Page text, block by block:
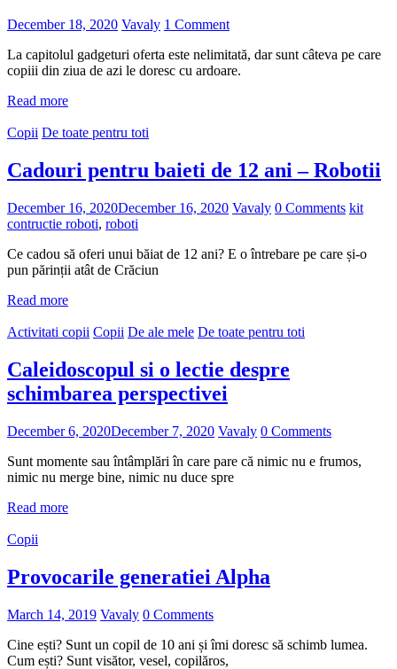
December 18, 2020 Vavaly 1 Comment
La capitolul gadgeturi oferta este nelimitată, dar sunt câteva pe care
copiii din ziua de azi le doresc cu ardoare.
Read more
Copii De toate pentru toti
Cadouri pentru baieti de 12 ani – Robotii
December 16, 2020December 16, 2020 Vavaly 0 Comments kit
contructie roboti, roboti
Ce cadou să oferi unui băiat de 12 ani? E o întrebare pe care și-o
pun părinții atât de Crăciun
Read more
Activitati copii Copii De ale mele De toate pentru toti
Caleidoscopul si o lectie despre
schimbarea perspectivei
December 6, 2020December 7, 2020 Vavaly 0 Comments
Sunt momente sau întâmplări în care pare că nimic nu e frumos,
nimic nu merge bine, nimic nu duce spre
Read more
Copii
Provocarile generatiei Alpha
March 14, 2019 Vavaly 0 Comments
Cine ești? Sunt un copil de 10 ani și îmi doresc să schimb lumea.
Cum ești? Sunt visător, vesel, copilăros,